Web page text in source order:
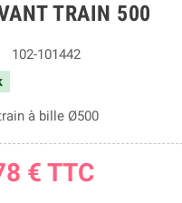
TRAIN 500
102-101442
à bille Ø500
€ TTC